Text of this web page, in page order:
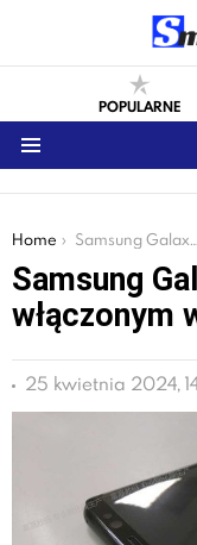
POPULARNE
You are here:
Home Samsung Galaxy S8 na zdjęciach z włączonym wyświetlaczem
Samsung
włączonym
25 kwietnia 2024,